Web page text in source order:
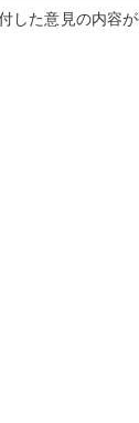
した意見の内容